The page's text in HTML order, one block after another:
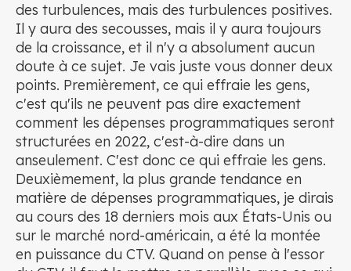
des turbulences, mais des turbulences positives.
Il y aura des secousses, mais il y aura toujours
de la croissance, et il n'y a absolument aucun
doute à ce sujet. Je vais juste vous donner deux
points. Premièrement, ce qui effraie les gens,
c'est qu'ils ne peuvent pas dire exactement
comment les dépenses programmatiques seront
structurées en 2022, c'est-à-dire dans un
anseulement. C'est donc ce qui effraie les gens.
Deuxièmement, la plus grande tendance en
matière de dépenses programmatiques, je dirais
au cours des 18 derniers mois aux États-Unis ou
sur le marché nord-américain, a été la montée
en puissance du CTV. Quand on pense à l'essor